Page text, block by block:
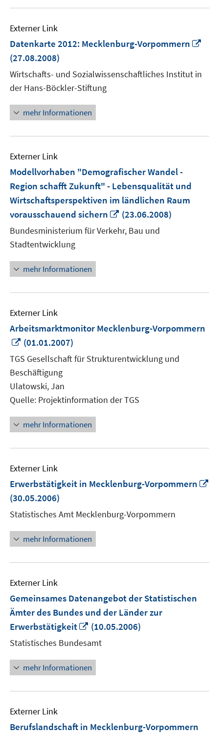
Externer Link
Datenkarte 2012: Mecklenburg-Vorpommern
(27.08.2008)
Wirtschafts- und Sozialwissenschaftliches Institut in
der Hans-Böckler-Stiftung
mehr Informationen
Externer Link
Modellvorhaben "Demografischer Wandel -
Region schafft Zukunft" - Lebensqualität und
Wirtschaftsperspektiven im ländlichen Raum
vorausschauend sichern
In
Fenster
(23.06.2008)
Bundesministerium für Verkehr, Bau und
Stadtentwicklung
mehr Informationen
Externer Link
Arbeitsmarktmonitor Mecklenburg-Vorpommern
In
neuem
Fenster
öffnen
(01.01.2007)
TGS Gesellschaft für Strukturentwicklung und
Beschäftigung
Ulatowski, Jan
Quelle: Projektinformation der TGS
mehr Informationen
Externer Link
Erwerbstätigkeit in Mecklenburg-Vorpommern
(30.05.2006)
Statistisches Amt Mecklenburg-Vorpommern
mehr Informationen
Externer Link
Gemeinsames Datenangebot der Statistischen
Ämter des Bundes und der Länder zur
Erwerbstätigkeit
In
Fenster
öffnen
(10.05.2006)
Statistisches Bundesamt
mehr Informationen
Externer Link
Berufslandschaft in Mecklenburg-Vorpommern